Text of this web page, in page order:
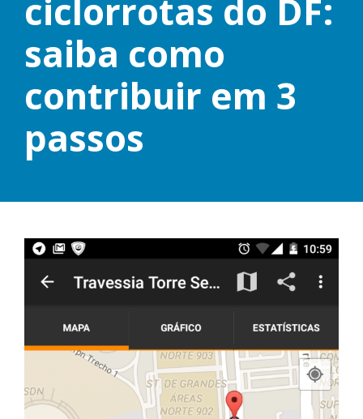
ciclorrotas do DF:
saiba como
contribuir em 3
passos